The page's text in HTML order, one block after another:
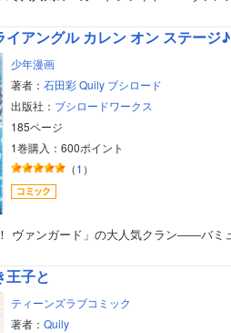
ラブ
ズラブ
少女
アングル カレン オン ステージ♪
少年漫画
著者： 石田彩 Quily ブシロード
出版社： ブシロードワークス
185ページ
1巻購入：600ポイント
（1 ）
！ ヴァンガード」の大人気クラン――バ
王子と
ティーンズラブコミック
著者： Quily